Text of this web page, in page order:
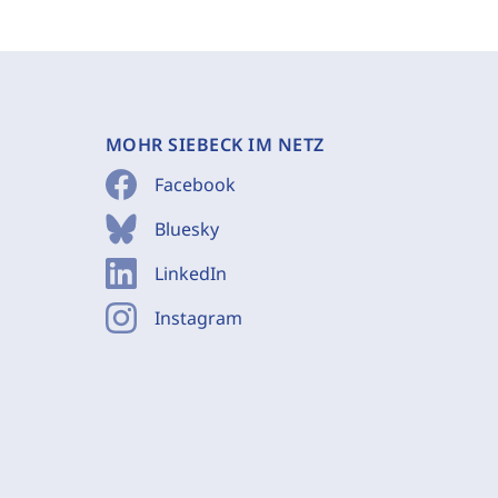
MOHR SIEBECK IM NETZ
Facebook
Bluesky
LinkedIn
Instagram